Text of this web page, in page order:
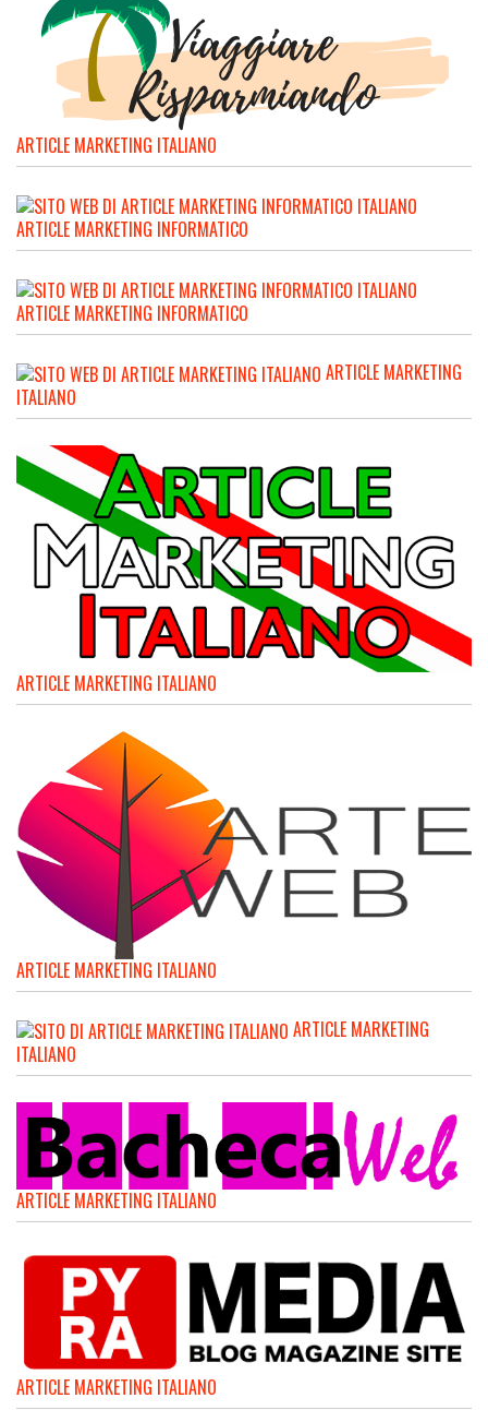
ARTICLE MARKETING ITALIANO
ARTICLE MARKETING INFORMATICO
ARTICLE MARKETING INFORMATICO
ARTICLE MARKETING
ITALIANO
ARTICLE MARKETING ITALIANO
ARTICLE MARKETING ITALIANO
ARTICLE MARKETING
ITALIANO
ARTICLE MARKETING ITALIANO
ARTICLE MARKETING ITALIANO